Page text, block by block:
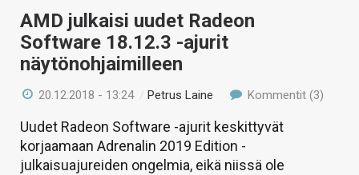
AMD julkaisi uudet Radeon
Software 18.12.3 -ajurit
näytönohjaimilleen
20.12.2018 - 13:24 / Petrus Laine Kommentit (3)
Uudet Radeon Software -ajurit keskittyvät
korjaamaan Adrenalin 2019 Edition -
julkaisuajureiden ongelmia, eikä niissä ole